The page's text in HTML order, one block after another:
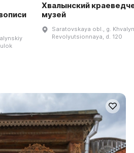
Хвалынский
музей
Saratovskaya obl., g.
Revolyutsionnaya, d. 120